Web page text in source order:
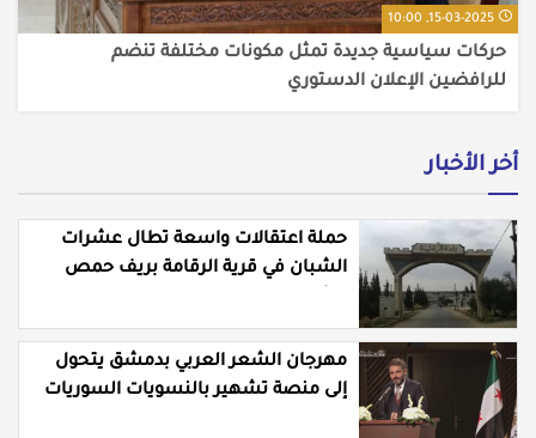
15-03-2025, 10:00
حركات سياسية جديدة تمثل مكونات مختلفة تنضم
للرافضين الإعلان الدستوري
أخر الأخبار
حملة اعتقالات واسعة تطال عشرات
الشبان في قرية الرقامة بريف حمص
مهرجان الشعر العربي بدمشق يتحول
إلى منصة تشهير بالنسويات السوريات